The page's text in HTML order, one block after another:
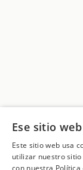
Ese sitio
Este sitio web usa
utilizar nuestro sitio
con nuestra Política